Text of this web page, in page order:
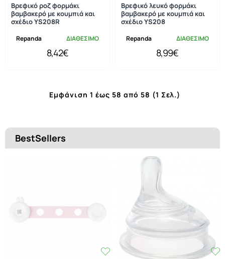
Repanda ΔΙΑΘΕΣΙΜΟ
Βρεφικό ροζ φορμάκι
βαμβακερό με κουμπιά και
σχέδιο YS208R
8,42€
Repanda ΔΙΑΘΕΣΙΜΟ
Βρεφικό λευκό φορμάκι
βαμβακερό με κουμπιά και
σχέδιο YS208
8,99€
Εμφάνιση 1 έως 58 από 58 (1 Σελ.)
BestSellers